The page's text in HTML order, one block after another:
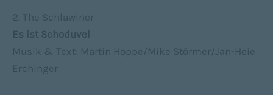
2. The Schlawiner
Es ist Schoduvel
Musik & Text: Martin Hoppe/Mike Störmer/Jan-Heie
Erchinger